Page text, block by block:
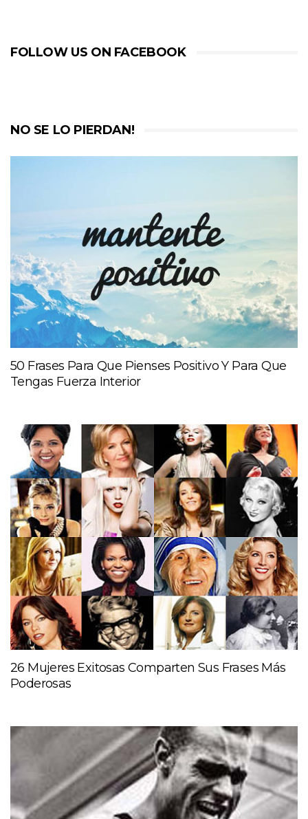
FOLLOW US ON FACEBOOK
NO SE LO PIERDAN!
50 Frases Para Que Pienses Positivo Y Para Que
Tengas Fuerza Interior
26 Mujeres Exitosas Comparten Sus Frases Más
Poderosas